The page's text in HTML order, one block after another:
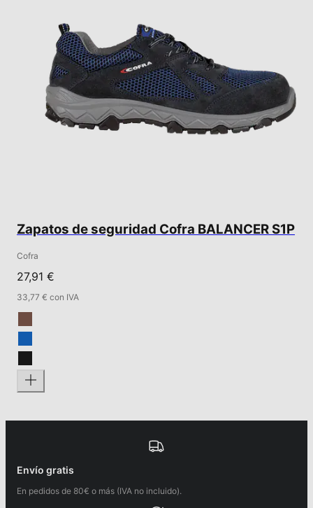
Zapatos de seguridad Cofra BALANCER S1P
Cofra
27,91 €
33,77 € con IVA
Envío gratis
En pedidos de 80€ o más (IVA no incluido).